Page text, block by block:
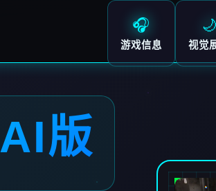
🎧
游戏信息
🌙
视觉
版